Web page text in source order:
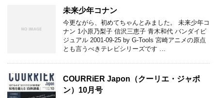
未来少年コナン
今更ながら、初めてちゃんとみました。 未来少年コ
ナン 1小原乃梨子 信沢三恵子 青木和代 バンダイビ
ジュアル 2001-09-25 by G-Tools 宮崎アニメの原点
とも言うべきテレビシリーズです …
COURRiER Japon（クーリエ・ジャポ
ン）10月号